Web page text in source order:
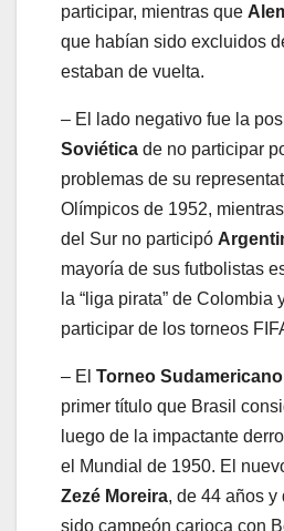
participar, mientras que
que habían sido excluidos
estaban de vuelta.
– El lado negativo fue la
Soviética de no participar
problemas de su
Olímpicos de 1952,
del Sur no participó
mayoría de sus futbolistas
la “liga pirata” de Colombia
participar de los torneos
– El Torneo
primer título que Brasil
luego de la impactante
el Mundial de 1950. El
Zezé Moreira, de 44 años y
sido campeón carioca con